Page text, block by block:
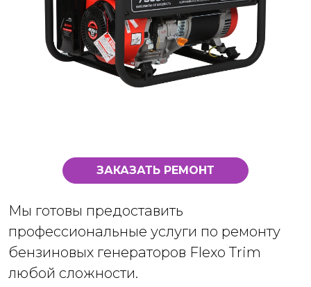
ЗАКАЗАТЬ РЕМОНТ
Мы готовы предоставить
профессиональные услуги по ремонту
бензиновых генераторов Flexo Trim
любой сложности.